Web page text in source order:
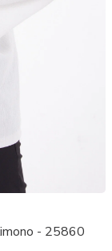
- 25860